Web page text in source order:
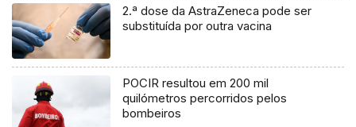
2.ª dose da AstraZeneca pode ser
substituída por outra vacina
POCIR resultou em 200 mil
quilómetros percorridos pelos
bombeiros